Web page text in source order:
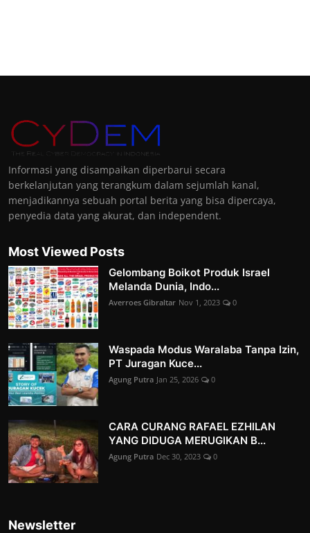
Informasi yang disampaikan diperbarui secara
berkelanjutan yang terangkum dalam sejumlah kanal,
menjadikannya sebuah portal berita yang bisa dipercaya,
penyedia data yang akurat, dan independent.
Most Viewed Posts
Gelombang Boikot Produk Israel
Melanda Dunia, Indo...
Averroes Gibraltar Nov 1, 2023 0
Waspada Modus Waralaba Tanpa Izin,
PT Juragan Kuce...
Agung Putra Jan 25, 2026 0
CARA CURANG RAFAEL EZHILAN
YANG DIDUGA MERUGIKAN B...
Agung Putra Dec 30, 2023 0
Newsletter